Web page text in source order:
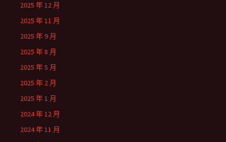
2025 年 12 月
2025 年 11 月
2025 年 9 月
2025 年 8 月
2025 年 5 月
2025 年 2 月
2025 年 1 月
2024 年 12 月
2024 年 11 月